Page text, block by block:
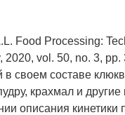
Food Processing:
2020, vol. 50, no. 3, pp.
своем составе
крахмал и
описания кинетики